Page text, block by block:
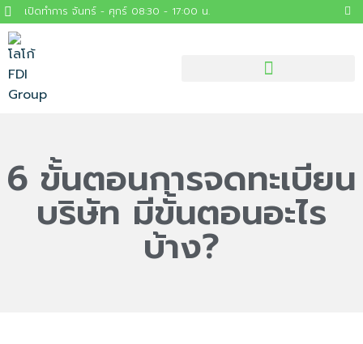
เปิดทำการ จันทร์ - ศุกร์ 08:30 - 17:00 น.
6 ขั้นตอนการจดทะเบียน
บริษัท มีขั้นตอนอะไร
บ้าง?